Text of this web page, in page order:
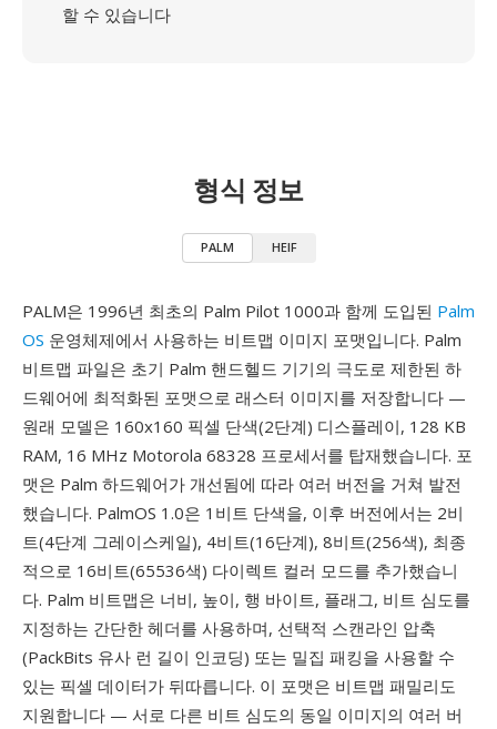
할 수 있습니다
형식 정보
PALM HEIF
PALM은 1996년 최초의 Palm Pilot 1000과 함께 도입된 Palm
OS 운영체제에서 사용하는 비트맵 이미지 포맷입니다. Palm
비트맵 파일은 초기 Palm 핸드헬드 기기의 극도로 제한된 하
드웨어에 최적화된 포맷으로 래스터 이미지를 저장합니다 —
원래 모델은 160x160 픽셀 단색(2단계) 디스플레이, 128 KB
RAM, 16 MHz Motorola 68328 프로세서를 탑재했습니다. 포
맷은 Palm 하드웨어가 개선됨에 따라 여러 버전을 거쳐 발전
했습니다. PalmOS 1.0은 1비트 단색을, 이후 버전에서는 2비
트(4단계 그레이스케일), 4비트(16단계), 8비트(256색), 최종
적으로 16비트(65536색) 다이렉트 컬러 모드를 추가했습니
다. Palm 비트맵은 너비, 높이, 행 바이트, 플래그, 비트 심도를
지정하는 간단한 헤더를 사용하며, 선택적 스캔라인 압축
(PackBits 유사 런 길이 인코딩) 또는 밀집 패킹을 사용할 수
있는 픽셀 데이터가 뒤따릅니다. 이 포맷은 비트맵 패밀리도
지원합니다 — 서로 다른 비트 심도의 동일 이미지의 여러 버